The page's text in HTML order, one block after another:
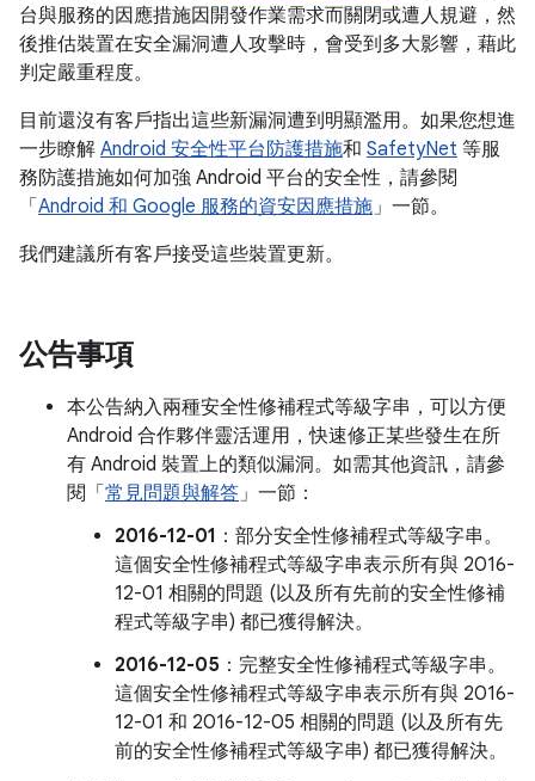
台與服務的因應措施因開發作業需求而關閉或遭人規避，然
後推估裝置在安全漏洞遭人攻擊時，會受到多大影響，藉此
判定嚴重程度。
目前還沒有客戶指出這些新漏洞遭到明顯濫用。如果您想進
一步瞭解 Android 安全性平台防護措施和 SafetyNet 等服
務防護措施如何加強 Android 平台的安全性，請參閱
「 Android 和 Google 服務的資安因應措施」一節。
我們建議所有客戶接受這些裝置更新。
公告事項
本公告納入兩種安全性修補程式等級字串，可以方便
Android 合作夥伴靈活運用，快速修正某些發生在所
有 Android 裝置上的類似漏洞。如需其他資訊，請參
閱「 常見問題與解答」一節：
2016-12-01 ：部分安全性修補程式等級字串。
這個安全性修補程式等級字串表示所有與 2016-
12-01 相關的問題 (以及所有先前的安全性修補
程式等級字串) 都已獲得解決。
2016-12-05 ：完整安全性修補程式等級字串。
這個安全性修補程式等級字串表示所有與 2016-
12-01 和 2016-12-05 相關的問題 (以及所有先
前的安全性修補程式等級字串) 都已獲得解決。